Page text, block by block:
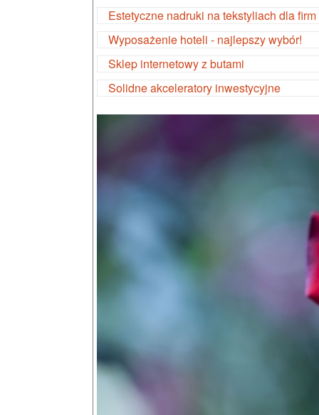
Estetyczne nadruki na tekstyliach dla firm
Wyposażenie hoteli - najlepszy wybór!
Sklep internetowy z butami
Solidne akceleratory inwestycyjne